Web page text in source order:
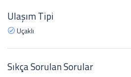
Ulaşım Tipi
Uçaklı
Sıkça Sorulan Sorular